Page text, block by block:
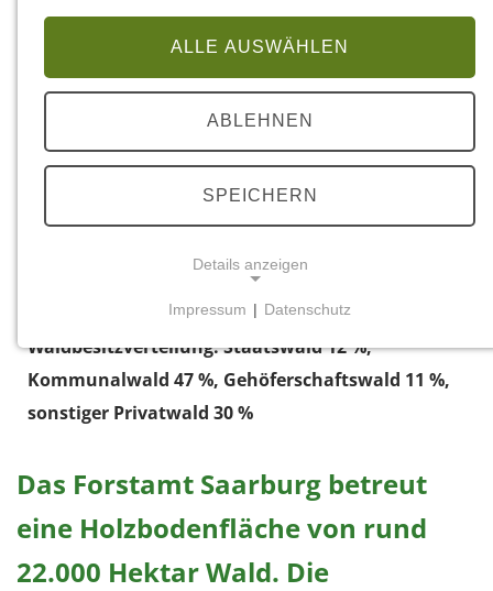
Unser Wald in Zahlen
© Landesforsten.RLP.de/Helmut Steuer
Waldbesitzverteilung: Staatswald 12 %,
Kommunalwald 47 %, Gehöferschaftswald 11 %,
sonstiger Privatwald 30 %
Das Forstamt Saarburg betreut
eine Holzbodenfläche von rund
22.000 Hektar Wald. Die
ALLE AUSWÄHLEN
ABLEHNEN
SPEICHERN
Details anzeigen
Notwendige Cookies ermöglichen grundlegende
Funktionen und sind für die einwandfreie Funktion
der Website erforderlich.
cookie_consent
Zweck:
Impressum | Datenschutz